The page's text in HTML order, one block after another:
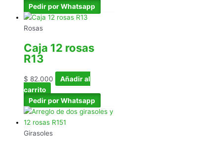
Pedir por Whatsapp
Rosas
Caja 12 rosas
R13
$ 82.000
Añadir al
carrito
Pedir por Whatsapp
Girasoles